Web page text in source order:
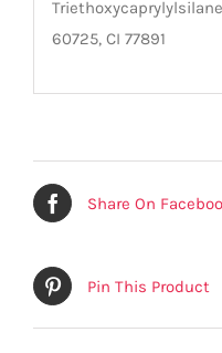
60725, CI 77891
Share On
Pin This Product